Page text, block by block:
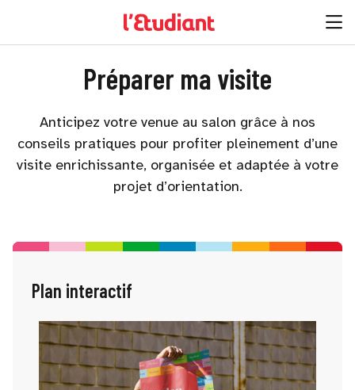
Préparer ma visite
Anticipez votre venue au salon grâce à nos
conseils pratiques pour profiter pleinement d’une
visite enrichissante, organisée et adaptée à votre
projet d’orientation.
Plan interactif